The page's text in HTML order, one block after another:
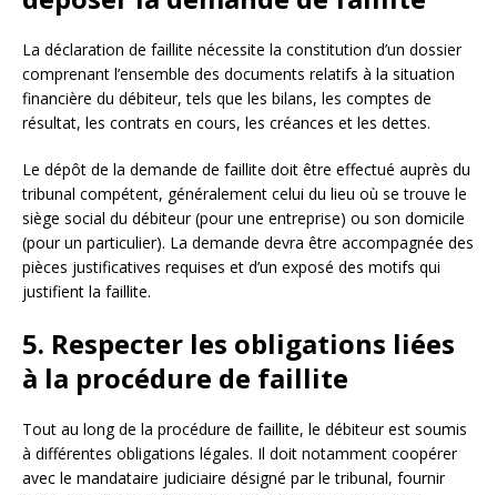
La déclaration de faillite nécessite la constitution d’un dossier
comprenant l’ensemble des documents relatifs à la situation
financière du débiteur, tels que les bilans, les comptes de
résultat, les contrats en cours, les créances et les dettes.
Le dépôt de la demande de faillite doit être effectué auprès du
tribunal compétent, généralement celui du lieu où se trouve le
siège social du débiteur (pour une entreprise) ou son domicile
(pour un particulier). La demande devra être accompagnée des
pièces justificatives requises et d’un exposé des motifs qui
justifient la faillite.
5. Respecter les obligations liées
à la procédure de faillite
Tout au long de la procédure de faillite, le débiteur est soumis
à différentes obligations légales. Il doit notamment coopérer
avec le mandataire judiciaire désigné par le tribunal, fournir